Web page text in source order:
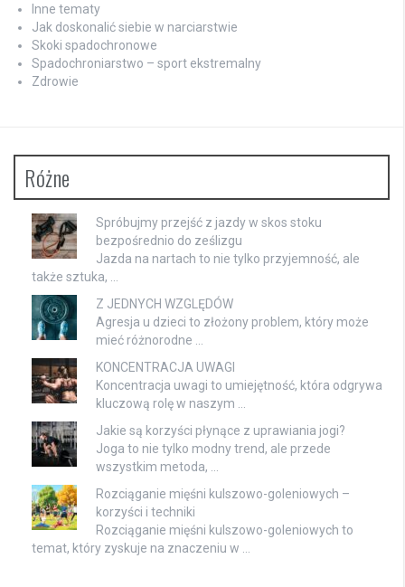
Inne tematy
Jak doskonalić siebie w narciarstwie
Skoki spadochronowe
Spadochroniarstwo – sport ekstremalny
Zdrowie
Różne
Spróbujmy przejść z jazdy w skos stoku
bezpośrednio do ześlizgu
Jazda na nartach to nie tylko przyjemność, ale
także sztuka, …
Z JEDNYCH WZGLĘDÓW
Agresja u dzieci to złożony problem, który może
mieć różnorodne …
KONCENTRACJA UWAGI
Koncentracja uwagi to umiejętność, która odgrywa
kluczową rolę w naszym …
Jakie są korzyści płynące z uprawiania jogi?
Joga to nie tylko modny trend, ale przede
wszystkim metoda, …
Rozciąganie mięśni kulszowo-goleniowych –
korzyści i techniki
Rozciąganie mięśni kulszowo-goleniowych to
temat, który zyskuje na znaczeniu w …